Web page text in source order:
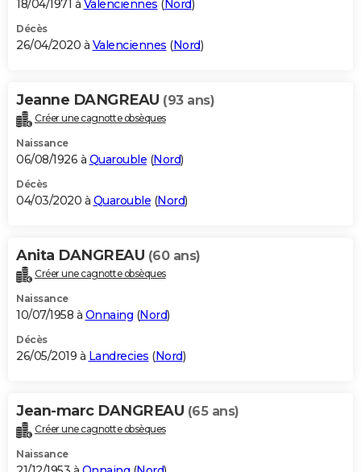
18/04/1971 à Valenciennes ( Nord)
Décès
26/04/2020 à Valenciennes (Nord)
Jeanne DANGREAU (93 ans)
Créer une cagnotte obsèques
Naissance
06/08/1926 à Quarouble (Nord)
Décès
04/03/2020 à Quarouble (Nord)
Anita DANGREAU (60 ans)
Créer une cagnotte obsèques
Naissance
10/07/1958 à Onnaing (Nord)
Décès
26/05/2019 à Landrecies (Nord)
Jean-marc DANGREAU (65 ans)
Créer une cagnotte obsèques
Naissance